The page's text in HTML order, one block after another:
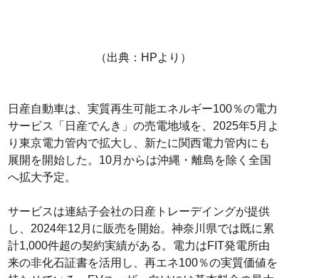
（出典：HPより）
日産自動車は、実質再生可能エネルギー100％の電力
サービス「日産でんき」の売電地域を、2025年5月よ
り東京電力管内で拡大し、新たに関西電力管内にも
展開を開始した。10月からは沖縄・離島を除く全国
へ拡大予定。
サービスは連結子会社の日産トレーデイングが提供
し、2024年12月に販売を開始。神奈川県では既に累
計1,000件超の契約実績がある。電力はFIT発電所由
来の非化石証書を活用し、再エネ100％の実質価値を